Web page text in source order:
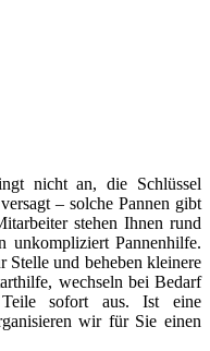
nicht an, die Schlüssel
– solche Pannen gibt
stehen Ihnen rund
unkompliziert Pannenhilfe.
Stelle und beheben kleinere
wechseln bei Bedarf
sofort aus. Ist eine
wir für Sie einen